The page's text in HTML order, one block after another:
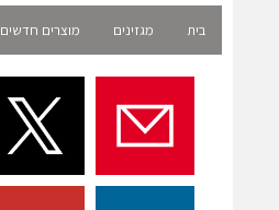
בית מגזינים מוצרים חדשים